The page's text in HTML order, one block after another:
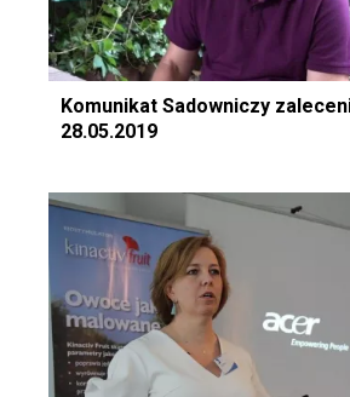
Komunikat Sadowniczy
28.05.2019